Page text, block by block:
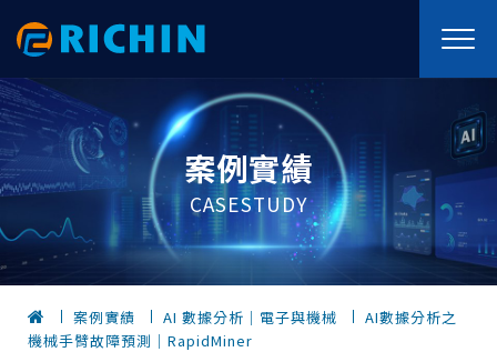
案例實績
CASESTUDY
案例實績 AI 數據分析｜電子與機械
AI數據分析之
機械手臂故障預測｜RapidMiner